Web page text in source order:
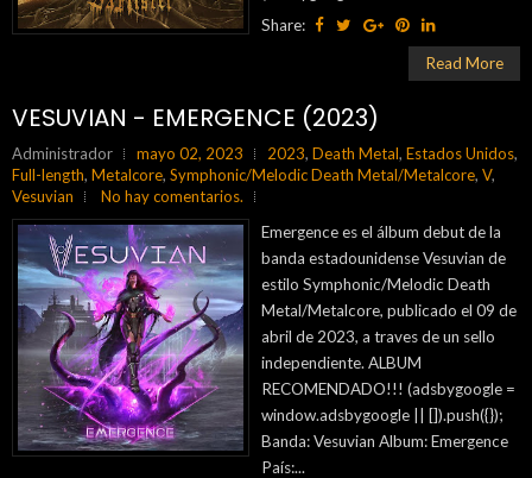
Share:
Read More
VESUVIAN - EMERGENCE (2023)
Administrador mayo 02, 2023 2023, Death Metal, Estados Unidos,
Full-length, Metalcore, Symphonic/Melodic Death Metal/Metalcore, V,
Vesuvian
No hay comentarios.
Emergence es el álbum debut de la
banda estadounidense Vesuvian de
estilo Symphonic/Melodic Death
Metal/Metalcore, publicado el 09 de
abril de 2023, a traves de un sello
independiente. ALBUM
RECOMENDADO!!! (adsbygoogle =
window.adsbygoogle || []).push({});
Banda: Vesuvian Album: Emergence
País:...